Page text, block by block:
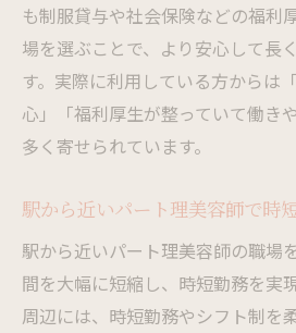
も制服貸与や社会保険などの福利
場を選ぶことで、より安心して長
す。実際に利用している方からは
心」「福利厚生が整っていて働き
多く寄せられています。
駅から近いパート理美容師で時
駅から近いパート理美容師の職場
間を大幅に短縮し、時短勤務を実
周辺には、時短勤務やシフト制を